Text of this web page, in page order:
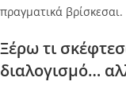
πραγματικά βρίσκεσαι.
Ξέρω τι
διαλογισμό…